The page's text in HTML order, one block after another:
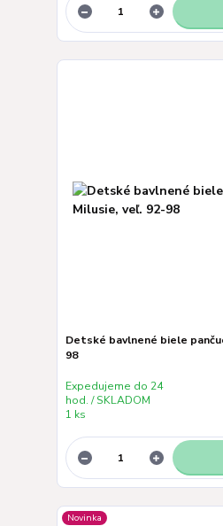
Detské bavlnené biele
98
Expedujeme do 24
hod. / SKLADOM
1 ks
Novinka